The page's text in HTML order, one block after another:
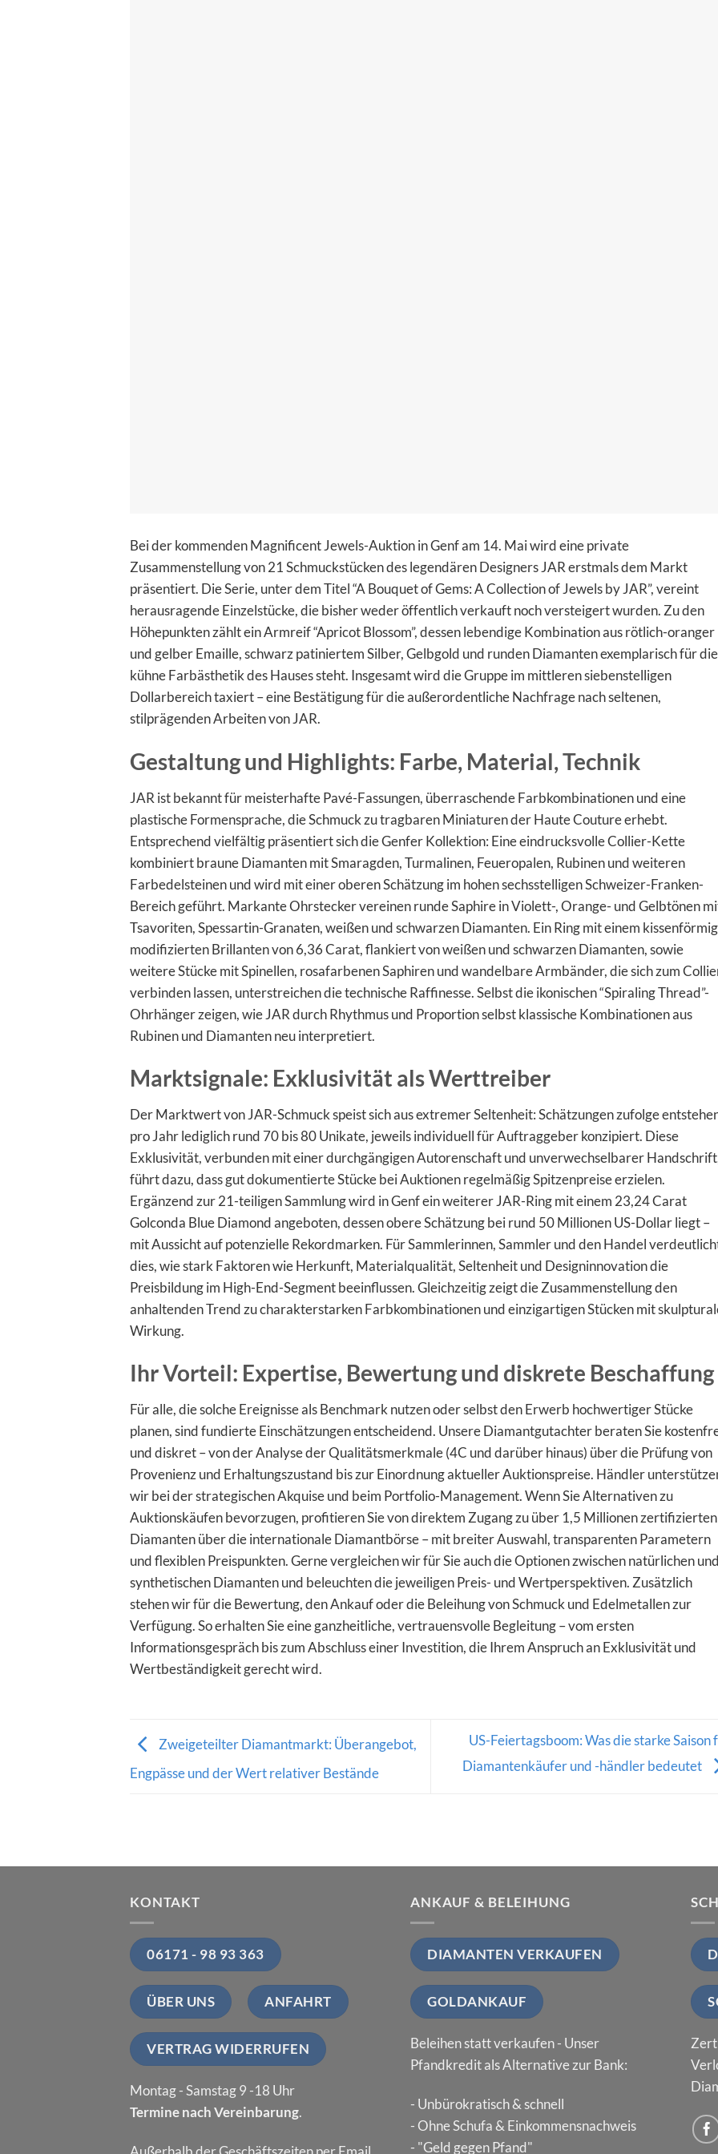
Bei der kommenden Magnificent Jewels-Auktion in Genf am 14. Mai wird eine private
Zusammenstellung von 21 Schmuckstücken des legendären Designers JAR erstmals dem Markt
präsentiert. Die Serie, unter dem Titel “A Bouquet of Gems: A Collection of Jewels by JAR”, vereint
herausragende Einzelstücke, die bisher weder öffentlich verkauft noch versteigert wurden. Zu den
Höhepunkten zählt ein Armreif “Apricot Blossom”, dessen lebendige Kombination aus rötlich-oranger
und gelber Emaille, schwarz patiniertem Silber, Gelbgold und runden Diamanten exemplarisch für die
kühne Farbästhetik des Hauses steht. Insgesamt wird die Gruppe im mittleren siebenstelligen
Dollarbereich taxiert – eine Bestätigung für die außerordentliche Nachfrage nach seltenen,
stilprägenden Arbeiten von JAR.
Gestaltung und Highlights: Farbe, Material, Technik
JAR ist bekannt für meisterhafte Pavé-Fassungen, überraschende Farbkombinationen und eine
plastische Formensprache, die Schmuck zu tragbaren Miniaturen der Haute Couture erhebt.
Entsprechend vielfältig präsentiert sich die Genfer Kollektion: Eine eindrucksvolle Collier-Kette
kombiniert braune Diamanten mit Smaragden, Turmalinen, Feueropalen, Rubinen und weiteren
Farbedelsteinen und wird mit einer oberen Schätzung im hohen sechsstelligen Schweizer-Franken-
Bereich geführt. Markante Ohrstecker vereinen runde Saphire in Violett-, Orange- und Gelbtönen
Tsavoriten, Spessartin-Granaten, weißen und schwarzen Diamanten. Ein Ring mit einem kissenförmig
modifizierten Brillanten von 6,36 Carat, flankiert von weißen und schwarzen Diamanten, sowie
weitere Stücke mit Spinellen, rosafarbenen Saphiren und wandelbare Armbänder, die sich zum
verbinden lassen, unterstreichen die technische Raffinesse. Selbst die ikonischen “Spiraling Thread”-
Ohrhänger zeigen, wie JAR durch Rhythmus und Proportion selbst klassische Kombinationen aus
Rubinen und Diamanten neu interpretiert.
Marktsignale: Exklusivität als Werttreiber
Der Marktwert von JAR-Schmuck speist sich aus extremer Seltenheit: Schätzungen zufolge
pro Jahr lediglich rund 70 bis 80 Unikate, jeweils individuell für Auftraggeber konzipiert. Diese
Exklusivität, verbunden mit einer durchgängigen Autorenschaft und unverwechselbarer
führt dazu, dass gut dokumentierte Stücke bei Auktionen regelmäßig Spitzenpreise erzielen.
Ergänzend zur 21-teiligen Sammlung wird in Genf ein weiterer JAR-Ring mit einem 23,24 Carat
Golconda Blue Diamond angeboten, dessen obere Schätzung bei rund 50 Millionen US-Dollar liegt –
mit Aussicht auf potenzielle Rekordmarken. Für Sammlerinnen, Sammler und den Handel
dies, wie stark Faktoren wie Herkunft, Materialqualität, Seltenheit und Designinnovation die
Preisbildung im High-End-Segment beeinflussen. Gleichzeitig zeigt die Zusammenstellung den
anhaltenden Trend zu charakterstarken Farbkombinationen und einzigartigen Stücken mit
Wirkung.
Ihr Vorteil: Expertise, Bewertung und diskrete Beschaffung
Für alle, die solche Ereignisse als Benchmark nutzen oder selbst den Erwerb hochwertiger Stücke
planen, sind fundierte Einschätzungen entscheidend. Unsere Diamantgutachter beraten Sie
und diskret – von der Analyse der Qualitätsmerkmale (4C und darüber hinaus) über die Prüfung von
Provenienz und Erhaltungszustand bis zur Einordnung aktueller Auktionspreise. Händler
wir bei der strategischen Akquise und beim Portfolio-Management. Wenn Sie Alternativen zu
Auktionskäufen bevorzugen, profitieren Sie von direktem Zugang zu über 1,5 Millionen zertifizierten
Diamanten über die internationale Diamantbörse – mit breiter Auswahl, transparenten Parametern
und flexiblen Preispunkten. Gerne vergleichen wir für Sie auch die Optionen zwischen natürlichen und
synthetischen Diamanten und beleuchten die jeweiligen Preis- und Wertperspektiven. Zusätzlich
stehen wir für die Bewertung, den Ankauf oder die Beleihung von Schmuck und Edelmetallen zur
Verfügung. So erhalten Sie eine ganzheitliche, vertrauensvolle Begleitung – vom ersten
Informationsgespräch bis zum Abschluss einer Investition, die Ihrem Anspruch an Exklusivität und
Wertbeständigkeit gerecht wird.
Zweigeteilter Diamantmarkt: Überangebot,
Engpässe und der Wert relativer Bestände
US-Feiertagsboom: Was die starke Saison
Diamantenkäufer und -händler bedeutet
KONTAKT
06171 - 98 93 363
ÜBER UNS ANFAHRT
VERTRAG WIDERRUFEN
Montag - Samstag 9 -18 Uhr
Termine nach Vereinbarung.
ANKAUF & BELEIHUNG
DIAMANTEN VERKAUFEN
GOLDANKAUF
Beleihen statt verkaufen - Unser
Pfandkredit als Alternative zur Bank:
- Unbürokratisch & schnell
- Ohne Schufa & Einkommensnachweis
- "Geld gegen Pfand"